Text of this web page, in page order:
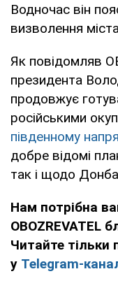
Водночас він
визволення
Як повідомляв
президента
продовжує
російськими
південному
добре відомі
так і щодо
Нам потрібна
OBOZREVATEL
Читайте тільки
у Telegram-